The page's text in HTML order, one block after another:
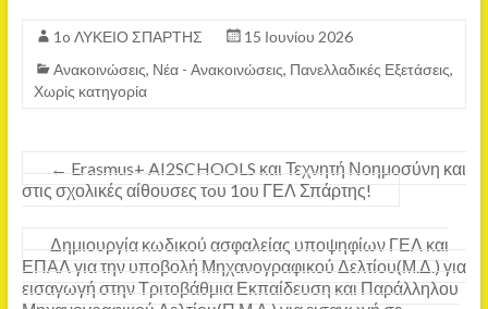
1o ΛΥΚΕΙΟ ΣΠΑΡΤΗΣ
15 Ιουνίου 2026
Ανακοινώσεις, Νέα - Ανακοινώσεις, Πανελλαδικές Εξετάσεις,
Χωρίς κατηγορία
← Erasmus+ AI2SCHOOLS και Τεχνητή Νοημοσύνη και
στις σχολικές αίθουσες τoυ 1ου ΓΕΛ Σπάρτης!
Δημιουργία κωδικού ασφαλείας υποψηφίων ΓΕΛ και
ΕΠΑΛ για την υποβολή Μηχανογραφικού Δελτίου(Μ.Δ.) για
εισαγωγή στην Τριτοβάθμια Εκπαίδευση και Παράλληλου